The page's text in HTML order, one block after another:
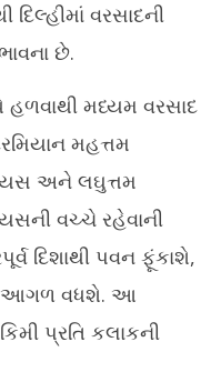
વરસાદની આગાહી
વરસાદની
છે.
હળવાથી મધ્યમ વરસાદ
મહત્તમ
અને લઘુત્તમ
વચ્ચે રહેવાની
દિશાથી પવન ફૂંકાશે,
આગળ વધશે. આ
પ્રતિ કલાકની